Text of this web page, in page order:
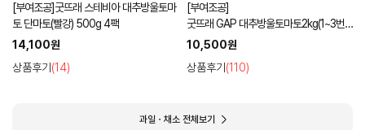
[부여조공]굿뜨래 스테비아 대추방울토마
토 단마토(빨강) 500g 4팩
14,100원
상품후기 (14)
[부여조공]
굿뜨래 GAP 대추방울토마토2kg(1~3번
과 램덤과)
10,500원
상품후기 (110)
과일ㆍ채소 전체보기